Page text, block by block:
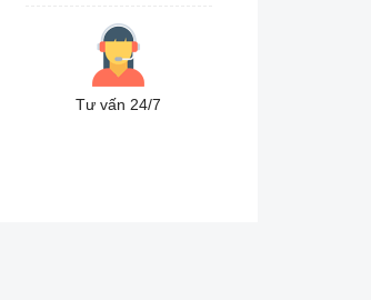
Tư vấn 24/7